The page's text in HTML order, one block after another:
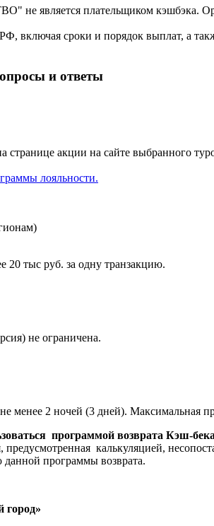
плательщиком кэшбэка.
включая сроки и порядок выплат, а
и ответы
странице акции на сайте выбранного
лояльности.
20 тыс руб. за одну транзакцию.
не ограничена.
менее 2 ночей (3 дней). Максимальная
программой возврата Кэш-
калькуляцией,
данной программы возврата.